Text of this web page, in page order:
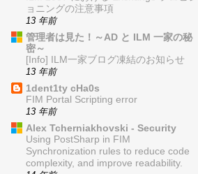
ョニングの注意事項
13 年前
管理者は見た！～AD と ILM 一家の秘
密～
[Info] ILM一家ブログ凍結のお知らせ
13 年前
1dent1ty cHa0s
FIM Portal Scripting error
13 年前
Alex Tcherniakhovski - Security
Using PostSharp in FIM
Synchronization rules to reduce code
complexity, and improve readability.